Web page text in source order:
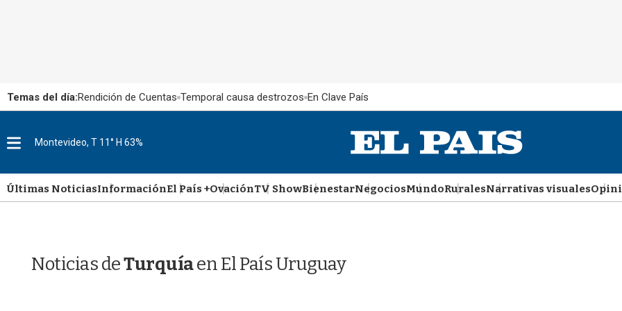
Temas del día:Rendición de Cuentas Temporal causa destrozos En Clave País
M
u
Montevideo, T 11° H 63%
Últimas NoticiasInformaciónEl País +OvaciónTV ShowBienestarNegociosMundoRuralesNarrativas visuales
Noticias deTurquíaen El País Uruguay